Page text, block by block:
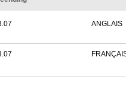
ANGLAIS